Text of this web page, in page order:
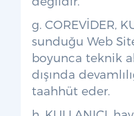
g. COREVİDER,
sunduğu Web
boyunca teknik
dışında
taahhüt eder.